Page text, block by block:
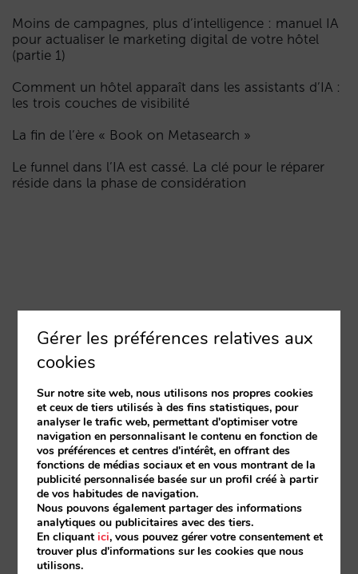
Moins de campagnes, plus d’intelligence : manuel IA
pour actualiser le marketing digital de votre hôtel
(partie 1)
Comment un hôtel apparaît dans les assistants d’IA :
les trois couches de visibilité
La fin de l’ère « Book on Metasearch »
Le funnel dans l’IA est cassé. La clé pour le réparer
réside dans la phase de considération
Gérer les préférences relatives aux
cookies
Sur notre site web, nous utilisons nos propres cookies
et ceux de tiers utilisés à des fins statistiques, pour
analyser le trafic web, permettant d'optimiser votre
navigation en personnalisant le contenu en fonction de
vos préférences et centres d'intérêt, en offrant des
fonctions de médias sociaux et en vous montrant de la
publicité personnalisée basée sur un profil créé à partir
de vos habitudes de navigation.
Nous pouvons également partager des informations
analytiques ou publicitaires avec des tiers.
En cliquantici, vous pouvez gérer votre consentement et
trouver plus d'informations sur les cookies que nous
utilisons.